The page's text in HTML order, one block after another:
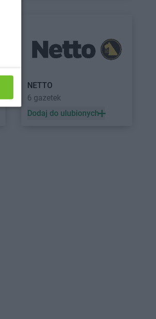
NETTO
6 gazetek
Dodaj do ulubionych